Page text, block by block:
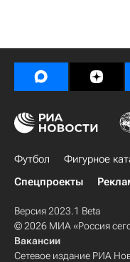
Футбол Фигурное
Спецпроекты
Версия 2023.1 Beta
© 2026 МИА «Россия
Вакансии
Сетевое издание РИА